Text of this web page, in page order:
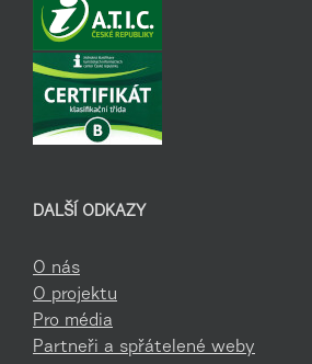
DALŠÍ ODKAZY
O nás
O projektu
Pro média
Partneři a spřátelené weby